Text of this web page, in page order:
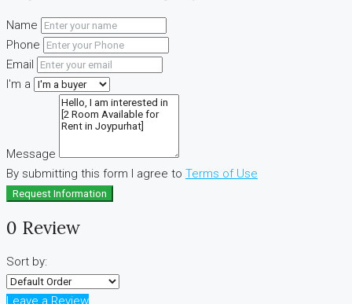
Name
Phone
Email
I'm a
Message
By submitting this form I agree to Terms of Use
Request Information
0 Review
Sort by:
Leave a Review